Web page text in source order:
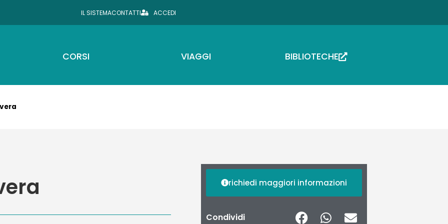
IL SISTEMACONTATTI ACCEDI
CORSI VIAGGI BIBLIOTECHE
richiedi maggiori informazioni
Condividi